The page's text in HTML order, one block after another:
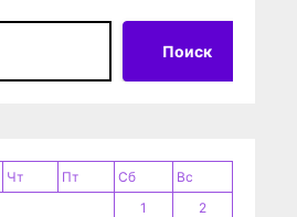
Поиск
Чт Пт Сб
Вс
1
2